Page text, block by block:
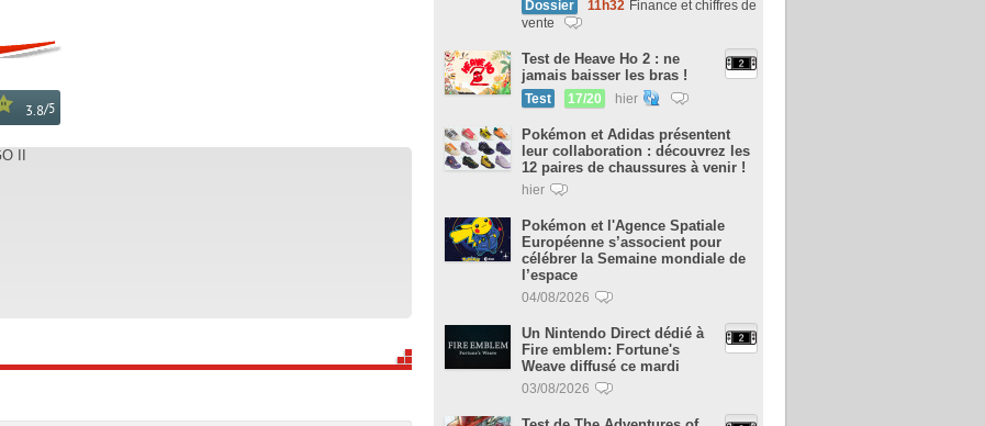
3.8/5
II
Dossier 11h32 Finance et chiffres de
vente
Test de Heave Ho 2 : ne
jamais baisser les bras !
Test 17/20 hier
Pokémon et Adidas présentent
leur collaboration : découvrez les
12 paires de chaussures à venir !
hier
Pokémon et l'Agence Spatiale
Européenne s’associent pour
célébrer la Semaine mondiale de
l’espace
04/08/2026
Un Nintendo Direct dédié à
Fire emblem: Fortune's
Weave diffusé ce mardi
03/08/2026